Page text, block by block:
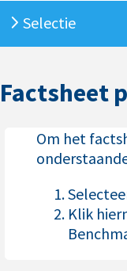
Selectie
Factsheet
Om het
Klik